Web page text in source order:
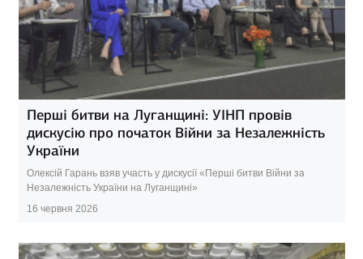
Перші битви на Луганщині: УІНП провів
дискусію про початок Війни за Незалежність
України
Олексій Гарань взяв участь у дискусії «Перші битви Війни за
Незалежність України на Луганщині»
16 червня 2026